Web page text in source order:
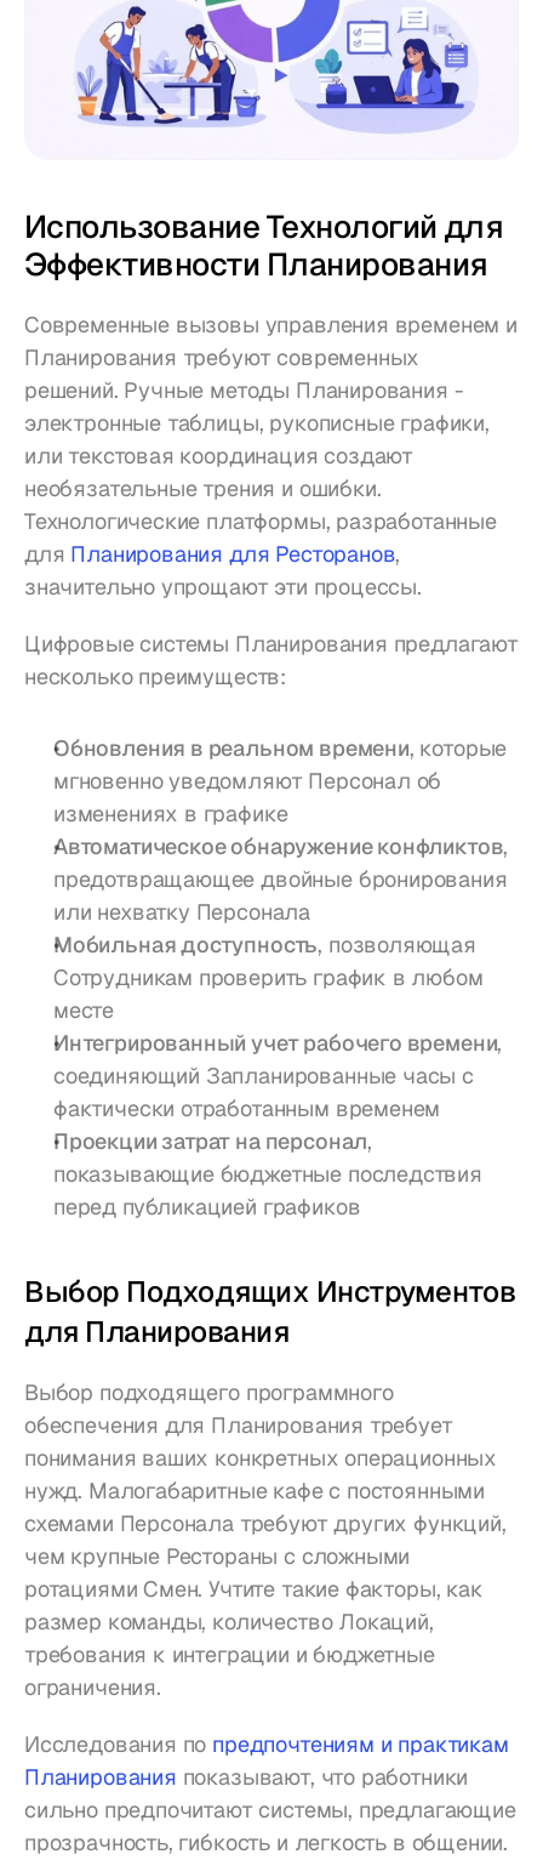
Использование Технологий для
Эффективности Планирования
Современные вызовы управления временем и
Планирования требуют современных
решений. Ручные методы Планирования -
электронные таблицы, рукописные графики,
или текстовая координация создают
необязательные трения и ошибки.
Технологические платформы, разработанные
для Планирования для Ресторанов,
значительно упрощают эти процессы.
Цифровые системы Планирования предлагают
несколько преимуществ:
Обновления в реальном времени, которые
мгновенно уведомляют Персонал об
изменениях в графике
Автоматическое обнаружение конфликтов,
предотвращающее двойные бронирования
или нехватку Персонала
Мобильная доступность, позволяющая
Сотрудникам проверить график в любом
месте
Интегрированный учет рабочего времени,
соединяющий Запланированные часы с
фактически отработанным временем
Проекции затрат на персонал,
показывающие бюджетные последствия
перед публикацией графиков
Выбор Подходящих Инструментов
для Планирования
Выбор подходящего программного
обеспечения для Планирования требует
понимания ваших конкретных операционных
нужд. Малогабаритные кафе с постоянными
схемами Персонала требуют других функций,
чем крупные Рестораны с сложными
ротациями Смен. Учтите такие факторы, как
размер команды, количество Локаций,
требования к интеграции и бюджетные
ограничения.
Исследования по предпочтениям и практикам
Планирования показывают, что работники
сильно предпочитают системы, предлагающие
прозрачность, гибкость и легкость в общении.